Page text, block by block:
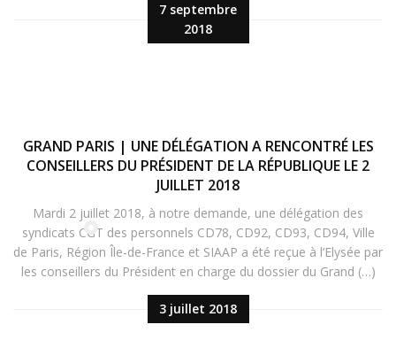
7 septembre
2018
3 juillet 2018
GRAND PARIS | UNE DÉLÉGATION A RENCONTRÉ LES
CONSEILLERS DU PRÉSIDENT DE LA RÉPUBLIQUE LE 2
JUILLET 2018
Mardi 2 juillet 2018, à notre demande, une délégation des
syndicats CGT des personnels CD78, CD92, CD93, CD94, Ville
de Paris, Région Île-de-France et SIAAP a été reçue à l’Elysée par
les conseillers du Président en charge du dossier du Grand (…)